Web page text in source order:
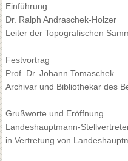
Einführung
Dr. Ralph Andraschek-Holzer
Leiter der Topografischen
Festvortrag
Prof. Dr. Johann Tomaschek
Archivar und Bibliothekar des
Grußworte und Eröffnung
Landeshauptmann-
in Vertretung von